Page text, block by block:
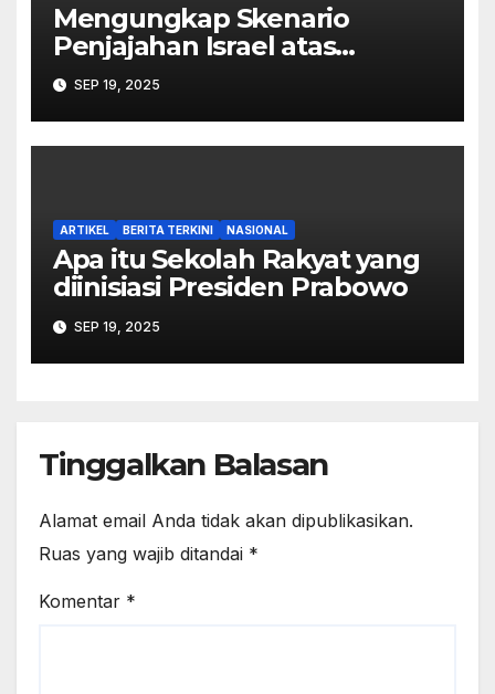
Mengungkap Skenario
Penjajahan Israel atas
Palestina dalam Buku Ilan
Pappé
SEP 19, 2025
ARTIKEL BERITA TERKINI NASIONAL
Apa itu Sekolah Rakyat yang
diinisiasi Presiden Prabowo
SEP 19, 2025
Tinggalkan Balasan
Alamat email Anda tidak akan dipublikasikan.
Ruas yang wajib ditandai *
Komentar *